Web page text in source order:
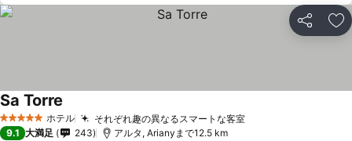
シェア お
5 ホテルのランク
ホテル それぞれ趣の異なるスマートな客室料金を表示
Sa Torre
9.1 大満足 243 アルタ, Arianyまで12.5 km